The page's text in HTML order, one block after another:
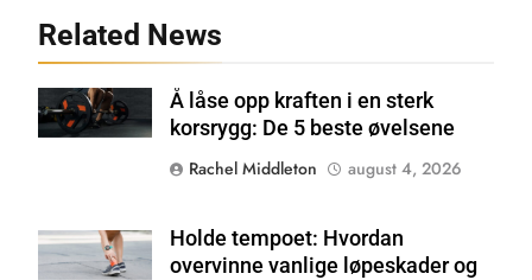
Related News
Shutterstock
Å låse opp kraften i en sterk
korsrygg: De 5 beste øvelsene
Rachel Middleton
august 4, 2026
Shutterstock
Holde tempoet: Hvordan
overvinne vanlige løpeskader og